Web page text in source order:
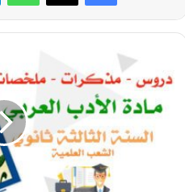
نص
الأدب
وقضايا
المجتمع